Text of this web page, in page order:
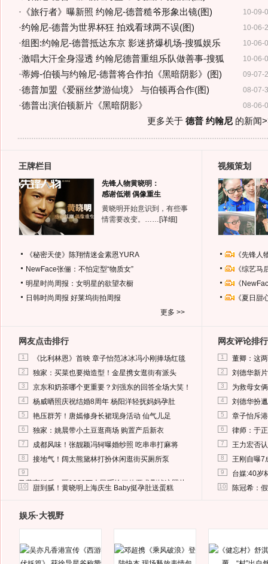
10-09-
· 《旅行者》曝新照 约翰尼-德普糙爷形象出镜(图)
10-06-
·约翰尼-德普为世界杯狂 拍戏看球两不误(图)
10-06-
·组图:约翰尼-德普抵达东京 影迷挤爆机场-搜狐娱乐
10-06-
·激唱大汗全身湿透 约翰尼德普重组乐队做善事-搜狐
09-07-
·蒂姆-伯顿与约翰尼-德普将合作拍《黑暗阴影》(图)
08-07-
·德普加盟《爱丽丝梦游仙境》 与伯顿再合作(图)
08-06-
·德普出演伯顿新片《黑暗阴影》
更多关于 德普 约翰尼的新闻
王牌栏目
先锋人物黄晓明：
感谢低潮 偶像重生
黄晓明开始意识到，有些事
情需要改变。…… [详细]
《秘密天使》陈翔情迷金素恩YURA
NewFace张俪：不怕定型“物质女”
明星时尚周报：女明星的欲望衣橱
日韩时尚周报 好莱坞街拍周报
更多 >>
视频策划
《先锋
《综艺
《
《夏日
网友点击排行
1 《比利林恩》首映 章子怡范冰冰冯小刚捧场红毯
2 独家：买菜也要拗造型！金星携女逛街有派头
3 京东和奶茶哪个更重要？刘强东的回答全场大笑！
4 杨威晒照庆祝结婚8周年 杨阳洋轻抚妈妈孕肚
5 艳压群芳！唐嫣修身长裙现身活动 仙气儿足
6 独家：姚晨带小土豆逛商场 购置产后新衣
7 成都风味！张靓颖冯轲曝婚纱照 吃串串打麻将
8 接地气！阔太熊黛林打扮休闲逛街买厕所泵
9
马蓉离婚后，砸1000万人民币给媒体要求删掉这照片
10 甜到腻！黄晓明上海庆生 Baby挺孕肚送蛋糕
网友评论排行
1 董卿：这
2 刘德华新
3 为救母女
4 刘德华扮
5 章子怡斥
6 律师：于
7 王力宏否
8 王刚自曝7
9 台媒:40岁
10 陈冠希：
娱乐·大视野